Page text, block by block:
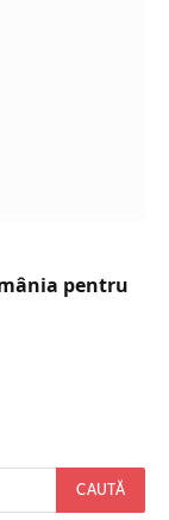
pentru